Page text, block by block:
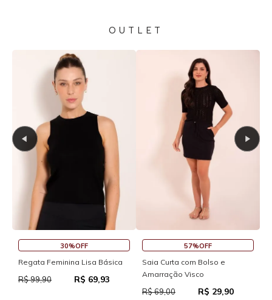
OUTLET
30%OFF
Regata Feminina Lisa Básica
R$ 99,90 R$ 69,93
57%OFF
Saia Curta com Bolso e
Amarração Visco
R$ 69,00 R$ 29,90